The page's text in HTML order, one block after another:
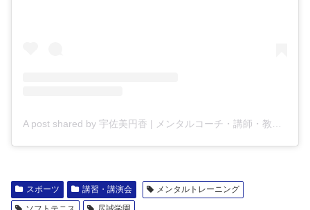
A post shared by 宇佐美円香 | メンタルコーチ・講師・教師 (@madoyaca)
スポーツ 講習・講演会
メンタルトレーニング